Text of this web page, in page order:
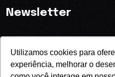
Utilizamos cookies para
experiência, melhorar o
Newsletter
Eu concordo com o termos de